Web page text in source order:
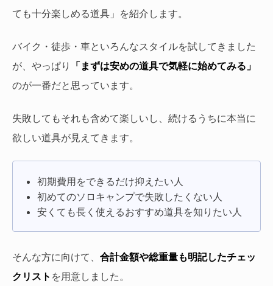
ても十分楽しめる道具」を紹介します。
バイク・徒歩・車といろんなスタイルを試してきました
が、やっぱり
「まずは安めの道具で気軽に始めてみる」
のが一番だと思っています。
失敗してもそれも含めて楽しいし、続けるうちに本当に
欲しい道具が見えてきます。
初期費用をできるだけ抑えたい人
初めてのソロキャンプで失敗したくない人
安くても長く使えるおすすめ道具を知りたい人
そんな方に向けて、 合計金額や総重量も明記したチェッ
クリスト を用意しました。